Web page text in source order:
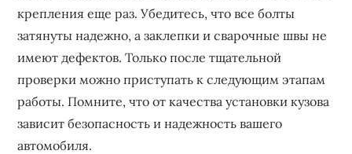
крепления еще раз. Убедитесь, что все болты
затянуты надежно, а заклепки и сварочные швы не
имеют дефектов. Только после тщательной
проверки можно приступать к следующим этапам
работы. Помните, что от качества установки кузова
зависит безопасность и надежность вашего
автомобиля.